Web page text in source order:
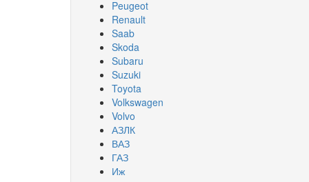
Peugeot
Renault
Saab
Skoda
Subaru
Suzuki
Toyota
Volkswagen
Volvo
АЗЛК
ВАЗ
ГАЗ
Иж